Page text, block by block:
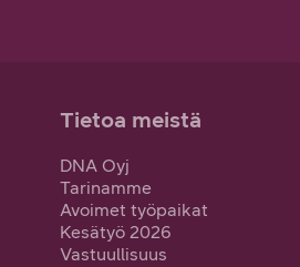
Tietoa meistä
DNA Oyj
Tarinamme
Avoimet työpaikat
Kesätyö 2026
Vastuullisuus